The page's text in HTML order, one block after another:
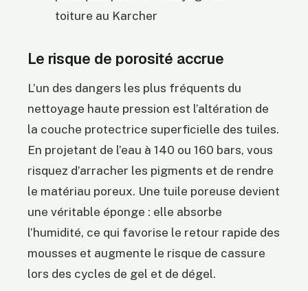
toiture au Karcher
Le risque de porosité accrue
L’un des dangers les plus fréquents du
nettoyage haute pression est l’altération de
la couche protectrice superficielle des tuiles.
En projetant de l’eau à 140 ou 160 bars, vous
risquez d’arracher les pigments et de rendre
le matériau poreux. Une tuile poreuse devient
une véritable éponge : elle absorbe
l’humidité, ce qui favorise le retour rapide des
mousses et augmente le risque de cassure
lors des cycles de gel et de dégel.